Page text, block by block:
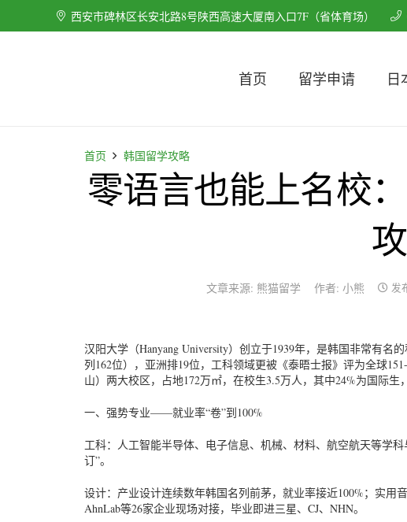
西安市碑林区长安北路8号陕西高速大厦南入口7F（省体育场）
首页 留学申请 日
首页 韩国留学攻略
零语言也能上名校
文章来源: 熊猫留学 作者: 小熊 发
汉阳大学（Hanyang University）创立于1939年，是韩国非常有名
列162位），亚洲排19位，工科领域更被《泰晤士报》评为全球
山）两大校区，占地172万㎡，在校生3.5万人，其中24%为国际生
一、强势专业——就业率“卷”到100%
工科：人工智能半导体、电子信息、机械、材料、航空航天等学
订”。
设计：产业设计连续数年韩国名列前茅，就业率接近100%；实用
AhnLab等26家企业现场对接，毕业即进三星、CJ、NHN。